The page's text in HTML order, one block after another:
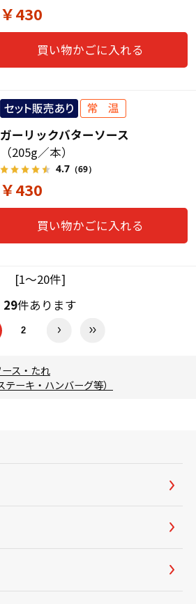
￥430
買い物かごに入れる
ガーリックバターソース
（205g／本）
4.7（69）
￥430
買い物かごに入れる
[1～20件]
29件あります
2
ス・たれ
ーキ・ハンバーグ等）